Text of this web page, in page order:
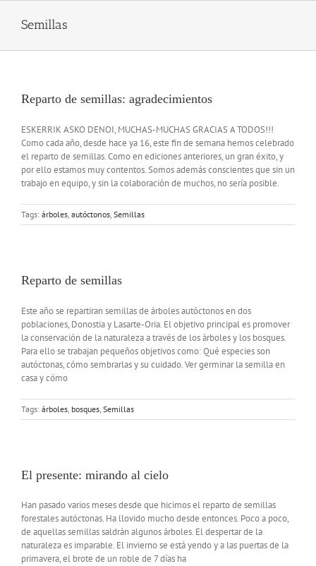
content
Semillas
Reparto de semillas: agradecimientos
ESKERRIK ASKO DENOI, MUCHAS-MUCHAS GRACIAS A TODOS!!!
Como cada año, desde hace ya 16, este fin de semana hemos celebrado
el reparto de semillas. Como en ediciones anteriores, un gran éxito, y
por ello estamos muy contentos. Somos además conscientes que sin un
trabajo en equipo, y sin la colaboración de muchos, no sería posible.
Tags: árboles autóctonos Semillas
Reparto de semillas
Este año se repartiran semillas de árboles autóctonos en dos
poblaciones, Donostia y Lasarte-Oria. El objetivo principal es promover
la conservación de la naturaleza a través de los árboles y los bosques.
Para ello se trabajan pequeños objetivos como: Qué especies son
autóctonas, cómo sembrarlas y su cuidado. Ver germinar la semilla en
casa y cómo
Tags: árboles bosques Semillas
El presente: mirando al cielo
Han pasado varios meses desde que hicimos el reparto de semillas
forestales autóctonas. Ha llovido mucho desde entonces. Poco a poco,
de aquellas semillas saldrán algunos árboles. El despertar de la
naturaleza es imparable. El invierno se está yendo y a las puertas de la
primavera, el brote de un roble de 7 días ha